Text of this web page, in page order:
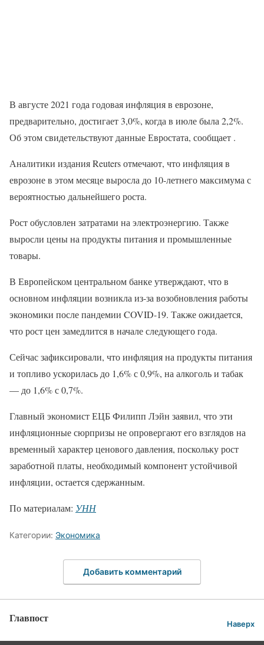
В августе 2021 года годовая инфляция в еврозоне,
предварительно, достигает 3,0%, когда в июле была 2,2%.
Об этом свидетельствуют данные Евростата, сообщает .
Аналитики издания Reuters отмечают, что инфляция в
еврозоне в этом месяце выросла до 10-летнего максимума с
вероятностью дальнейшего роста.
Рост обусловлен затратами на электроэнергию. Также
выросли цены на продукты питания и промышленные
товары.
В Европейском центральном банке утверждают, что в
основном инфляции возникла из-за возобновления работы
экономики после пандемии COVID-19. Также ожидается,
что рост цен замедлится в начале следующего года.
Сейчас зафиксировали, что инфляция на продукты питания
и топливо ускорилась до 1,6% с 0,9%, на алкоголь и табак
— до 1,6% с 0,7%.
Главный экономист ЕЦБ Филипп Лэйн заявил, что эти
инфляционные сюрпризы не опровергают его взглядов на
временный характер ценового давления, поскольку рост
заработной платы, необходимый компонент устойчивой
инфляции, остается сдержанным.
По материалам: УНН
Категории: Экономика
Добавить комментарий
Главпост Наверх